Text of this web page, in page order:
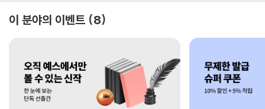
이 분야의 이벤트 8